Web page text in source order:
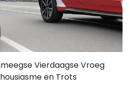
Vierdaagse Vroeg
en Trots